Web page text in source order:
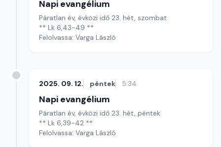
Napi evangélium
Páratlan év, évközi idő 23. hét, szombat
** Lk 6,43-49 **
Felolvassa: Varga László
2025. 09. 12. péntek 5:34
Napi evangélium
Páratlan év, évközi idő 23. hét, péntek
** Lk 6,39-42 **
Felolvassa: Varga László